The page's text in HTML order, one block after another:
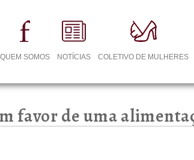
QUEM SOMOS NOTÍCIAS COLETIVO DE MULHERES
favor de uma